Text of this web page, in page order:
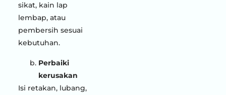
sikat, kain lap
lembap, atau
pembersih sesuai
kebutuhan.
Perbaiki
kerusakan
Isi retakan, lubang,